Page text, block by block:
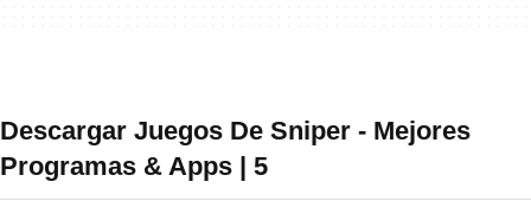
Descargar Juegos De Sniper - Mejores
Programas & Apps | 5